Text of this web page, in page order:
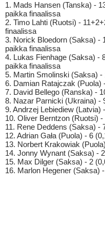
1. Mads Hansen (Tanska) -
paikka finaalissa
2. Timo Lahti (Ruotsi) -
finaalissa
3. Norick Bloedorn (Saksa) -
paikka finaalissa
4. Lukas Fienhage (Saksa) -
paikka finaalissa
5. Martin Smolinski (Saksa)
6. Damian Ratajczak (Puola)
7. David Bellego (Ranska) -
8. Nazar Parnicki (Ukraina) -
9. Andrzej Lebiediew (Latvia)
10. Oliver Berntzon (Ruotsi) -
11. Rene Deddens (Saksa) -
12. Adrian Gała (Puola) - 6
13. Norbert Krakowiak
14. Jonny Wynant (Saksa) -
15. Max Dilger (Saksa) - 2
16. Marlon Hegener (Saksa)